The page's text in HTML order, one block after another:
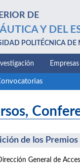
DE
Y DEL
POLITÉCNICA DE
Empresas
de los
General de